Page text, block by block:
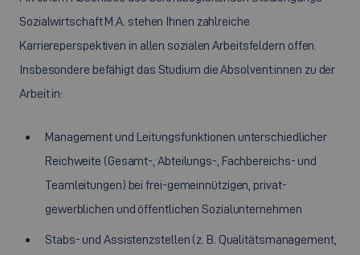
Sozialwirtschaft M.A. stehen Ihnen zahlreiche
Karriereperspektiven in allen sozialen Arbeitsfeldern offen.
Insbesondere befähigt das Studium die Absolvent:innen zu der
Arbeit in:
Management und Leitungsfunktionen unterschiedlicher
Reichweite (Gesamt-, Abteilungs-, Fachbereichs- und
Teamleitungen) bei frei-gemeinnützigen, privat-
gewerblichen und öffentlichen Sozialunternehmen
Stabs- und Assistenzstellen (z. B. Qualitätsmanagement,